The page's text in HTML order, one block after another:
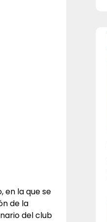
en la que se
de la
del club